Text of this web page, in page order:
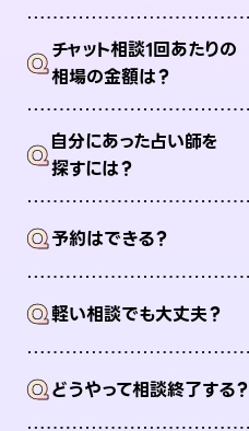
Qチャット相談1回あたりの
相場の金額は？
Q自分にあった占い師を
探すには？
Q予約はできる？
Q軽い相談でも大丈夫？
Qどうやって相談終了する？